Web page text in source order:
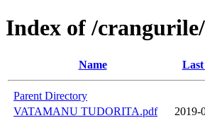
Index of /
Name
Parent Directory
VATAMANU TUDORITA.pdf
2019-